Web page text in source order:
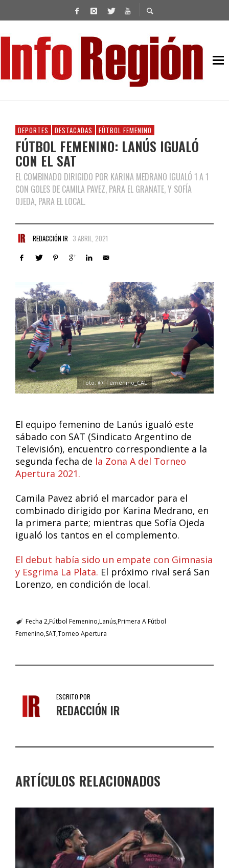
DEPORTES DESTACADAS FÚTBOL FEMENINO
FÚTBOL FEMENINO: LANÚS IGUALÓ
CON EL SAT
EL COMBINADO DIRIGIDO POR KARINA MEDRANO IGUALÓ 1 A 1
CON GOLES DE CAMILA PAVEZ, PARA EL GRANATE, Y SOFÍA
OJEDA, PARA EL LOCAL.
REDACCIÓN IR 3 ABRIL, 2021
Foto: @FFemenino_CAL
El equipo femenino de Lanús igualó este
sábado con SAT (Sindicato Argentino de
Televisión), encuentro correspondiente a la
segunda fecha de la Zona A del Torneo
Apertura 2021.
Camila Pavez abrió el marcador para el
combinado dirigido por Karina Medrano, en
la primera parte; mientras que Sofía Ojeda
igualó los tantos en el complemento.
El debut había sido un empate con Gimnasia
y Esgrima La Plata. El próximo rival será San
Lorenzo, en condición de local.
Fecha 2Fútbol Femenino LanúsPrimera A Fútbol
Femenino SATTorneo Apertura
ESCRITO POR
REDACCIÓN IR
ARTÍCULOS RELACIONADOS